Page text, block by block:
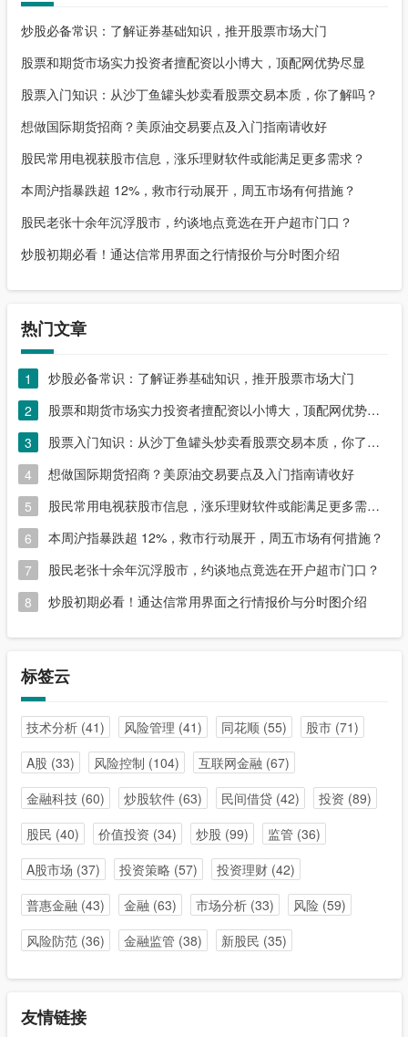
炒股必备常识：了解证券基础知识，推开股票市场大门
股票和期货市场实力投资者擅配资以小博大，顶配网优势尽显
股票入门知识：从沙丁鱼罐头炒卖看股票交易本质，你了解吗？
想做国际期货招商？美原油交易要点及入门指南请收好
股民常用电视获股市信息，涨乐理财软件或能满足更多需求？
本周沪指暴跌超 12%，救市行动展开，周五市场有何措施？
股民老张十余年沉浮股市，约谈地点竟选在开户超市门口？
炒股初期必看！通达信常用界面之行情报价与分时图介绍
热门文章
1
炒股必备常识：了解证券基础知识，推开股票市场大门
2
股票和期货市场实力投资者擅配资以小博大，顶配网优势尽显
3
股票入门知识：从沙丁鱼罐头炒卖看股票交易本质，你了解吗？
4
想做国际期货招商？美原油交易要点及入门指南请收好
5
股民常用电视获股市信息，涨乐理财软件或能满足更多需求？
6
本周沪指暴跌超 12%，救市行动展开，周五市场有何措施？
7
股民老张十余年沉浮股市，约谈地点竟选在开户超市门口？
8
炒股初期必看！通达信常用界面之行情报价与分时图介绍
标签云
技术分析(41) 风险管理 (41) 同花顺(55) 股市(71)
A股 (33) 风险控制 (104) 互联网金融 (67)
金融科技(60) 炒股软件(63) 民间借贷(42) 投资 (89)
股民 (40) 价值投资 (34) 炒股 (99) 监管 (36)
A股市场 (37) 投资策略 (57) 投资理财(42)
普惠金融 (43) 金融 (63) 市场分析(33) 风险(59)
风险防范(36) 金融监管 (38) 新股民 (35)
友情链接